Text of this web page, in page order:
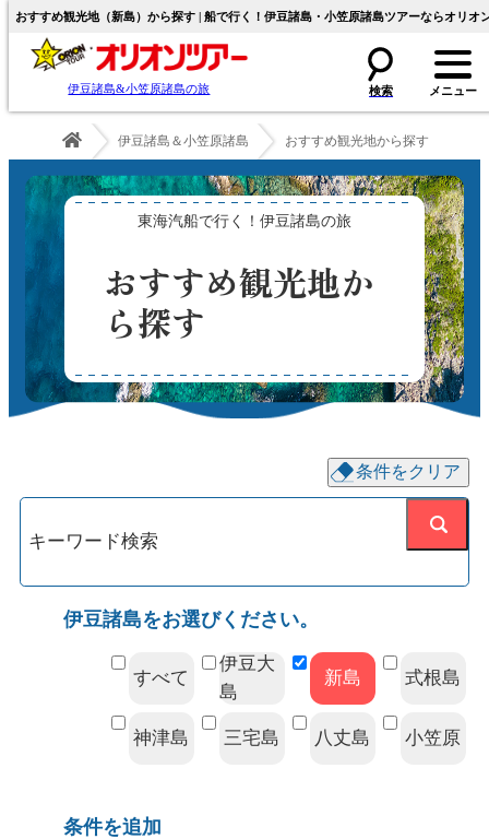
おすすめ観光地（新島）から探す | 船で行く！伊豆諸島・小笠原諸島ツアーならオリオ
伊豆諸島&小笠原諸島の旅
伊豆諸島＆小笠原諸島 おすすめ観光地から探す
東海汽船で行く！伊豆諸島の旅
おすすめ観光地か
ら探す
条件をクリア
伊豆諸島をお選びください。
すべて
伊豆大
島
新島 式根島
神津島 三宅島 八丈島 小笠原
条件を追加